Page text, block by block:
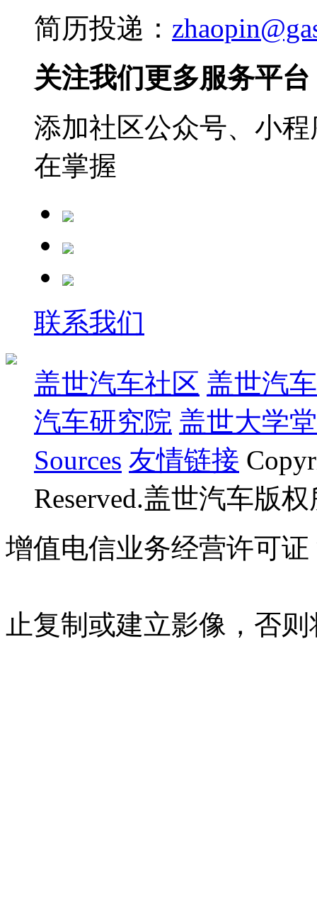
简历投递：
关注我们更多服务平台
添加社区公众号、小
在掌握
联系我们
盖世汽车社区 盖世汽
汽车研究院 盖世大学堂
Sources 友情链接
Reserved.盖世汽车版
增值电信业务经营许可证
止复制或建立影像，否